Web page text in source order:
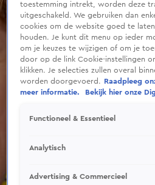
toestemming intrekt, worden deze
uitgeschakeld. We gebruiken dan
cookies om de website goed te
houden. Je kunt dit menu op ieder
om je keuzes te wijzigen of om je
door op de link Cookie-instellingen
klikken. Je selecties zullen overal
worden doorgevoerd.
Raadpleeg
meer informatie.
Bekijk hier onze
Functioneel & Essentieel
Analytisch
Advertising & Commercieel